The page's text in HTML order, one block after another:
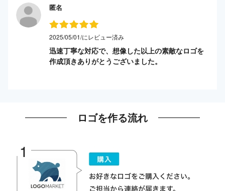
匿名
2025/05/01/にレビュー済み
迅速丁寧な対応で、想像した以上の素敵なロゴを
作成頂きありがとうございました。
ロゴを作る流れ